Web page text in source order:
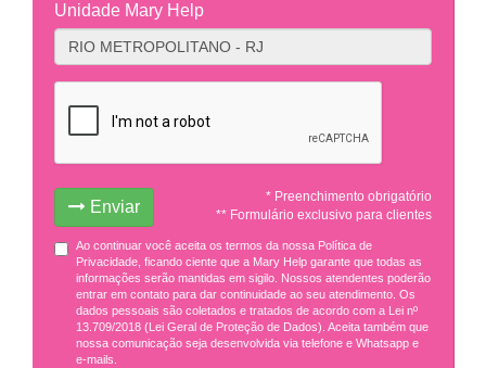
Unidade Mary Help
Enviar
* Preenchimento obrigatório
** Formulário exclusivo para clientes
Ao continuar você aceita os termos da nossa Política de
Privacidade, ficando ciente que a Mary Help garante que todas as
informações serão mantidas em sigilo. Nossos atendentes poderão
entrar em contato para dar continuidade ao seu atendimento. Os
dados pessoais são coletados e tratados de acordo com a Lei nº
13.709/2018 (Lei Geral de Proteção de Dados). Aceita também que
nossa comunicação seja desenvolvida via telefone e Whatsapp e
e-mails.